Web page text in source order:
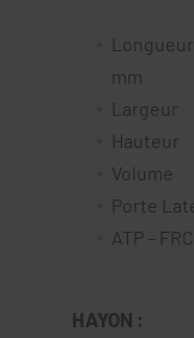
mm
ATP
HAYON :